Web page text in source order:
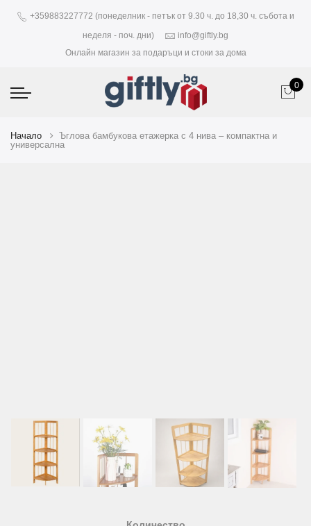
+359883227772 (понеделник - петък от 9.30 ч. до 18,30 ч. събота и
неделя - поч. дни)
info@giftly.bg
Онлайн магазин за подаръци и стоки за дома
0
Начало
Ъглова бамбукова етажерка с 4 нива – компактна и
универсална